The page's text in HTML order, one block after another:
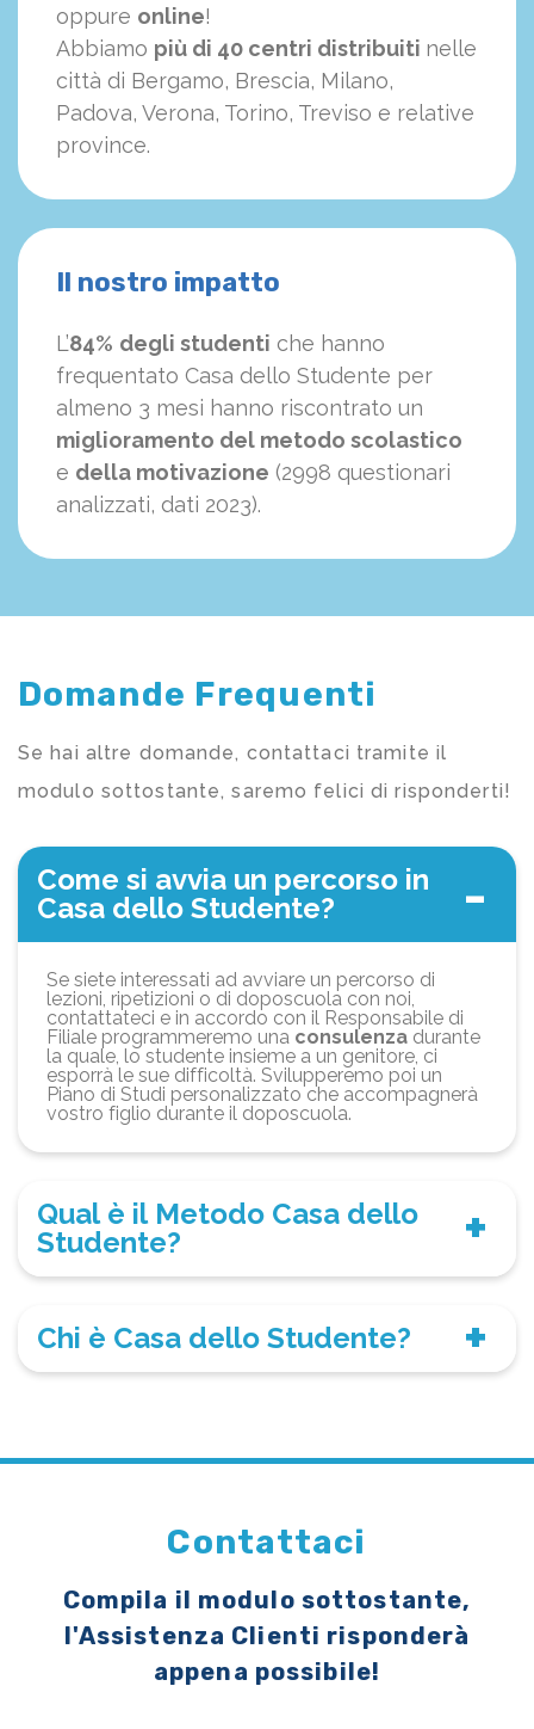
oppure online!
Abbiamo più di 40 centri distribuiti nelle
città di Bergamo, Brescia, Milano,
Padova, Verona, Torino, Treviso e relative
province.
Il nostro impatto
L’84% degli studenti che hanno
frequentato Casa dello Studente per
almeno 3 mesi hanno riscontrato un
miglioramento del metodo scolastico
e della motivazione (2998 questionari
analizzati, dati 2023).
Domande Frequenti
Se hai altre domande, contattaci tramite il
modulo sottostante, saremo felici di risponderti!
Come si avvia un percorso in
Casa dello Studente?
Se siete interessati ad avviare un percorso di
lezioni, ripetizioni o di doposcuola con noi,
contattateci e in accordo con il Responsabile di
Filiale programmeremo una consulenza durante
la quale, lo studente insieme a un genitore, ci
esporrà le sue difficoltà. Svilupperemo poi un
Piano di Studi personalizzato che accompagnerà
vostro figlio durante il doposcuola.
Qual è il Metodo Casa dello
Studente?
Chi è Casa dello Studente?
Contattaci
Compila il modulo sottostante,
l'Assistenza Clienti risponderà
appena possibile!